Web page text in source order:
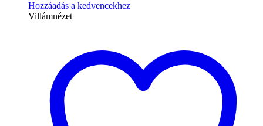
Hozzáadás a kedvencekhez
Villámnézet